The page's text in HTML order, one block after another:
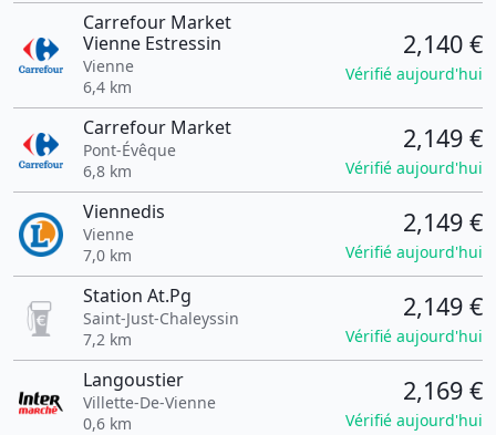
Carrefour Market
Vienne Estressin
Vienne
6,4 km
2,140 €
Vérifié aujourd'hui
Carrefour Market
Pont-Évêque
6,8 km
2,149 €
Vérifié aujourd'hui
Viennedis
Vienne
7,0 km
2,149 €
Vérifié aujourd'hui
Station At.Pg
Saint-Just-Chaleyssin
7,2 km
2,149 €
Vérifié aujourd'hui
Langoustier
Villette-De-Vienne
0,6 km
2,169 €
Vérifié aujourd'hui